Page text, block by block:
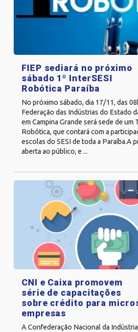
FIEP sediará no próximo
sábado 1º InterSESI
Robótica Paraíba
No próximo sábado, dia 17/11, das
Federação das Indústrias do Estado
em Campina Grande será sede de um
Robótica, que contará com a
escolas do SESI de toda a Paraíba.A
aberta ao público, e ...
CNI e Caixa promovem
série de capacitações
sobre crédito para
empresas
A Confederação Nacional da Indústria